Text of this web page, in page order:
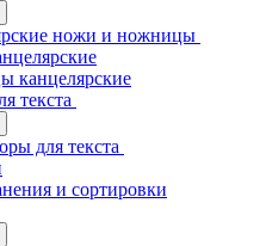
ножи и ножницы
канцелярские
текста
для текста
и сортировки